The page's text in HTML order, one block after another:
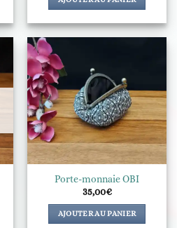
Porte-monnaie OBI
35,00€
AJOUTER AU PANIER